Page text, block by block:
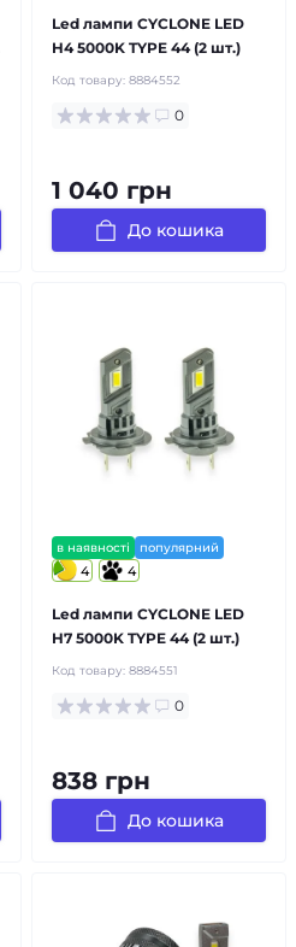
Led лампи CYCLONE LED
H4 5000K TYPE 44 (2 шт.)
Код товару: 8884552
0
1 040 грн
До кошика
в наявності популярний
4 4
Led лампи CYCLONE LED
H7 5000K TYPE 44 (2 шт.)
Код товару: 8884551
0
838 грн
До кошика